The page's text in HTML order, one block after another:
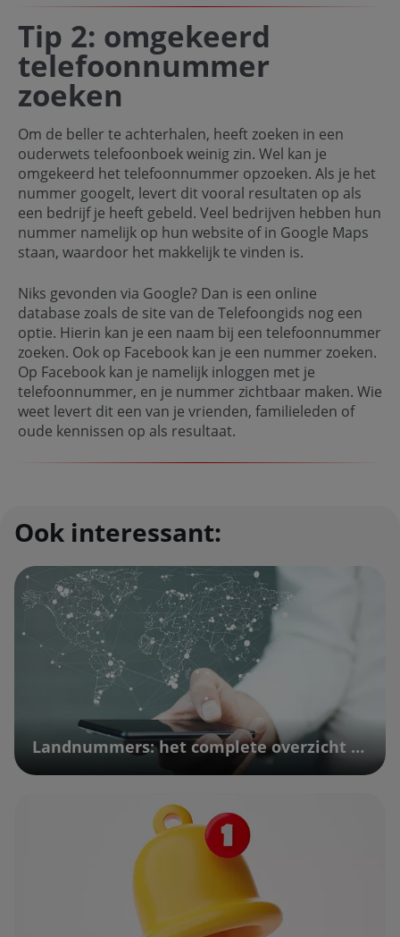
Tip 2: omgekeerd
telefoonnummer
zoeken
Om de beller te achterhalen, heeft zoeken in een
ouderwets telefoonboek weinig zin. Wel kan je
omgekeerd het telefoonnummer opzoeken. Als je het
nummer googelt, levert dit vooral resultaten op als
een bedrijf je heeft gebeld. Veel bedrijven hebben hun
nummer namelijk op hun website of in Google Maps
staan, waardoor het makkelijk te vinden is.
Niks gevonden via Google? Dan is een online
database zoals de site van de Telefoongids nog een
optie. Hierin kan je een naam bij een telefoonnummer
zoeken. Ook op Facebook kan je een nummer zoeken.
Op Facebook kan je namelijk inloggen met je
telefoonnummer, en je nummer zichtbaar maken. Wie
weet levert dit een van je vrienden, familieleden of
oude kennissen op als resultaat.
Ook interessant:
Landnummers: het complete overzicht | Vodafone